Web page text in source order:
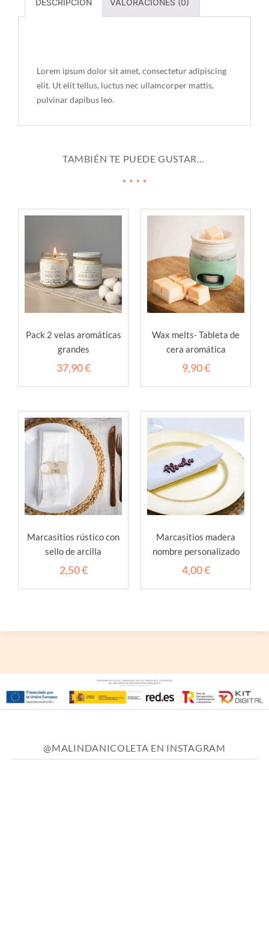
DESCRIPCIÓN VALORACIONES (0)
Lorem ipsum dolor sit amet, consectetur adipiscing
elit. Ut elit tellus, luctus nec ullamcorper mattis,
pulvinar dapibus leo.
TAMBIÉN TE PUEDE GUSTAR…
Pack 2 velas aromáticas
grandes
37,90€
Wax melts- Tableta de
cera aromática
9,90€
Marcasitios rústico con
sello de arcilla
2,50€
Marcasitios madera
nombre personalizado
4,00€
@MALINDANICOLETA EN INSTAGRAM